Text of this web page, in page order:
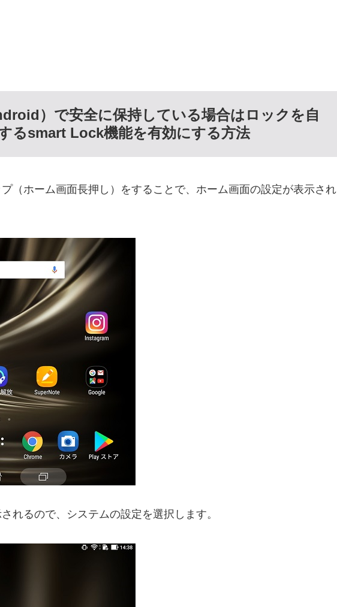
）で安全に保持している場合はロックを自
るsmart Lock機能を有効にする方法
（ホーム画面長押し）をすることで、ホーム画面の設定が表示され
れるので、システムの設定を選択します。